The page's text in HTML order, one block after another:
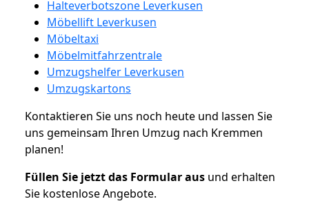
Halteverbotszone Leverkusen
Möbellift Leverkusen
Möbeltaxi
Möbelmitfahrzentrale
Umzugshelfer Leverkusen
Umzugskartons
Kontaktieren Sie uns noch heute und lassen Sie
uns gemeinsam Ihren Umzug nach Kremmen
planen!
Füllen Sie jetzt das Formular aus und erhalten
Sie kostenlose Angebote.